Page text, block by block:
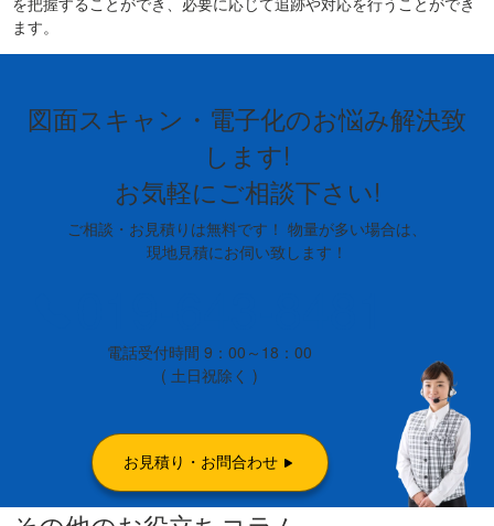
ます。
図面スキャン・電子化のお悩み解決致
します!
お気軽にご相談下さい!
ご相談・お見積りは無料です！ 物量が多い場合は、
現地見積にお伺い致します！
電話受付時間 9：00～18：00
( 土日祝除く )
お見積り・お問合わせ